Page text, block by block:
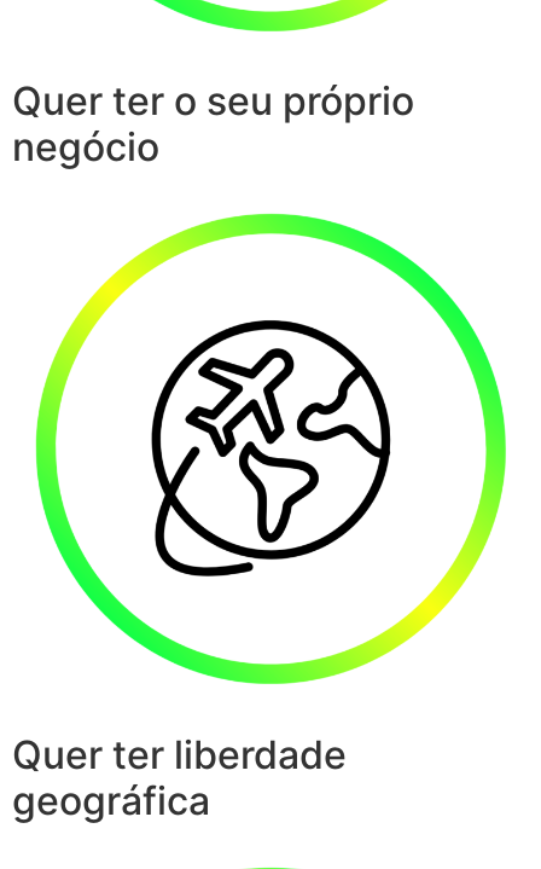
Quer ter o seu próprio
negócio
Quer ter liberdade
geográfica